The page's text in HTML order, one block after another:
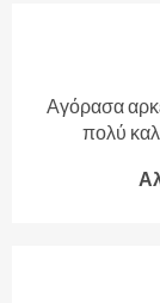
Αγόρασα
πολύ